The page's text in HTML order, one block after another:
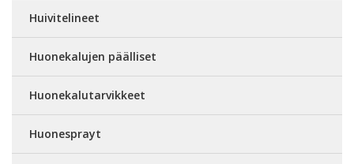
Huivitelineet
Huonekalujen päälliset
Huonekalutarvikkeet
Huonesprayt